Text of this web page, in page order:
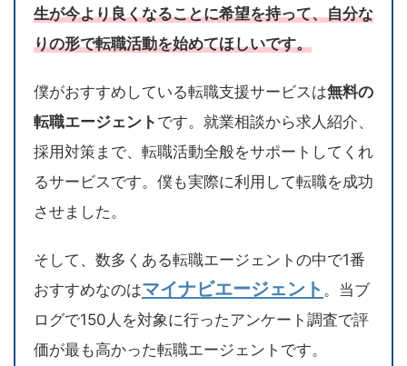
生が今より良くなることに希望を持って、自分な
りの形で転職活動を始めてほしいです。
僕がおすすめしている転職支援サービスは無料の
転職エージェント です。就業相談から求人紹介、
採用対策まで、転職活動全般をサポートしてくれ
るサービスです。僕も実際に利用して転職を成功
させました。
そして、数多くある転職エージェントの中で1番
おすすめなのはマイナビエージェント 。当ブ
ログで150人を対象に行ったアンケート調査で評
価が最も高かった転職エージェントです。